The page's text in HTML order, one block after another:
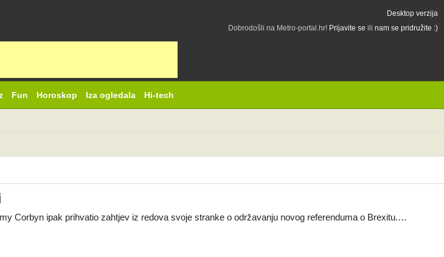
Desktop verzija
Dobrodošli na Metro-portal.hr! Prijavite se ili nam se pridružite :)
Fun Horoskop Iza ogledala Hi-tech
Corbyn ipak prihvatio zahtjev iz redova svoje stranke o održavanju novog referenduma o Brexitu.…